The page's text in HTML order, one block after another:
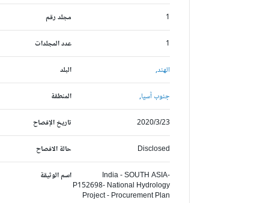
مجلد رقم 1
عدد المجلدات 1
البلد الهند,
المنطقة جنوب آسيا,
تاريخ الإفصاح 2020/3/23
حالة الافصاح Disclosed
اسم الوثيقة
India - SOUTH ASIA-
P152698- National Hydrology
Project - Procurement Plan